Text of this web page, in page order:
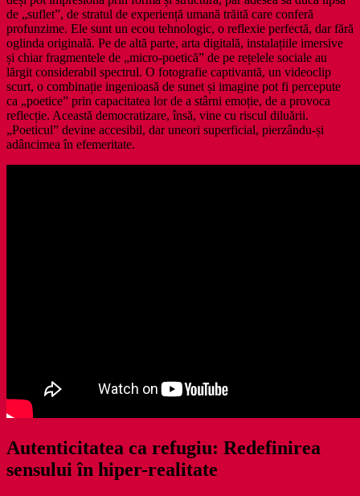
de „suflet”, de stratul de experiență umană trăită care conferă
profunzime. Ele sunt un ecou tehnologic, o reflexie perfectă, dar fără
oglinda originală. Pe de altă parte, arta digitală, instalațiile imersive
și chiar fragmentele de „micro-poetică” de pe rețelele sociale au
lărgit considerabil spectrul. O fotografie captivantă, un videoclip
scurt, o combinație ingenioasă de sunet și imagine pot fi percepute
ca „poetice” prin capacitatea lor de a stârni emoție, de a provoca
reflecție. Această democratizare, însă, vine cu riscul diluării.
„Poeticul” devine accesibil, dar uneori superficial, pierzându-și
adâncimea în efemeritate.
Autenticitatea ca refugiu: Redefinirea
sensului în hiper-realitate